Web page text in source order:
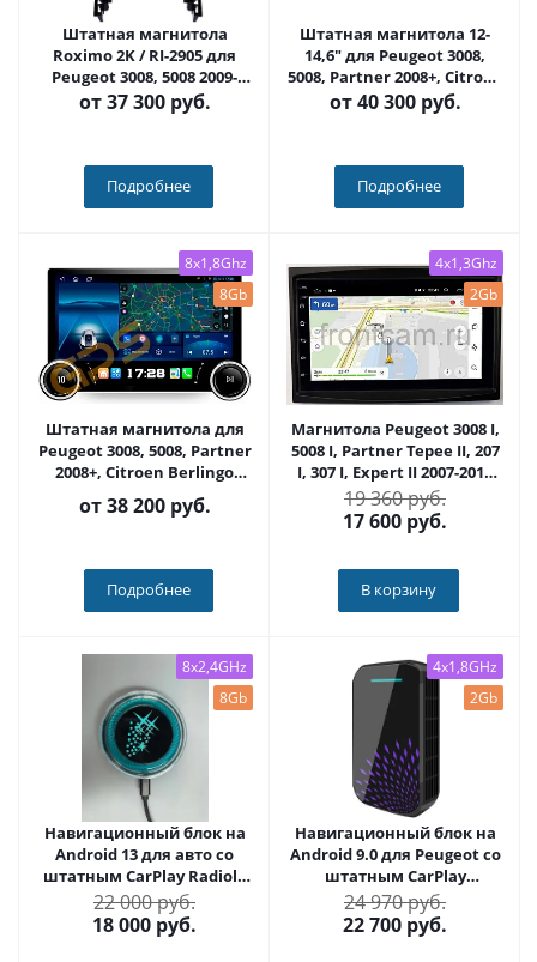
Штатная магнитола
Roximo 2K / RI-2905 для
Peugeot 3008, 5008 2009-
2016 на Android 12 (8/128Gb)
от37 300 руб.
Подробнее
Штатная магнитола 12-
14,6" для Peugeot 3008,
5008, Partner 2008+, Citroen
Berlingo 2008+ (стиль LUX
ONE) - Carmedia SF-9309
от40 300 руб.
Подробнее
8x1,8Ghz
8Gb
Штатная магнитола для
Peugeot 3008, 5008, Partner
2008+, Citroen Berlingo
2008+ на Android 12, с
крутилками 10 / 11
от38 200 руб.
Подробнее
4x1,3Ghz
2Gb
Магнитола Peugeot 3008 I,
5008 I, Partner Tepee II, 207
I, 307 I, Expert II 2007-2016
OEM (GT7-RP-PG307-64) на
Android 10
19 360 руб.
17 600 руб.
В корзину
8x2,4GHz
8Gb
Навигационный блок на
Android 13 для авто со
штатным CarPlay Radiola
RDL-Carplay
22 000 руб.
18 000 руб.
4x1,8GHz
2Gb
Навигационный блок на
Android 9.0 для Peugeot со
штатным CarPlay
CARMEDIA AS-CP31
24 970 руб.
22 700 руб.